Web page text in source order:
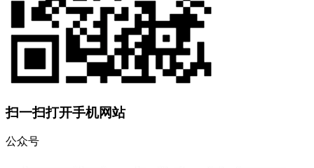
扫一扫打开手机网站
公众号